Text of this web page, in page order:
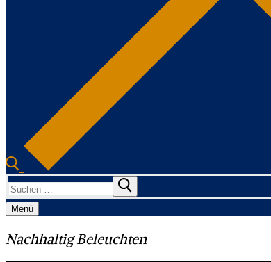
Suchen
nach:
Menü
Nachhaltig Beleuchten